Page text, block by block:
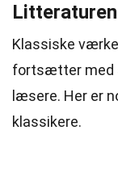
Klassiske
fortsætter med
læsere. Her er
klassikere.